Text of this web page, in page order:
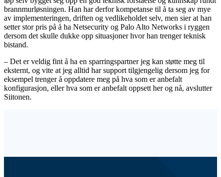
brannmurløsningen. Han har derfor kompetanse til å ta seg av mye
av implementeringen, driften og vedlikeholdet selv, men sier at han
setter stor pris på å ha Netsecurity og Palo Alto Networks i ryggen
dersom det skulle dukke opp situasjoner hvor han trenger teknisk
bistand.
– Det er veldig fint å ha en sparringspartner jeg kan støtte meg til
eksternt, og vite at jeg alltid har support tilgjengelig dersom jeg for
eksempel trenger å oppdatere meg på hva som er anbefalt
konfigurasjon, eller hva som er anbefalt oppsett her og nå, avslutter
Siitonen.